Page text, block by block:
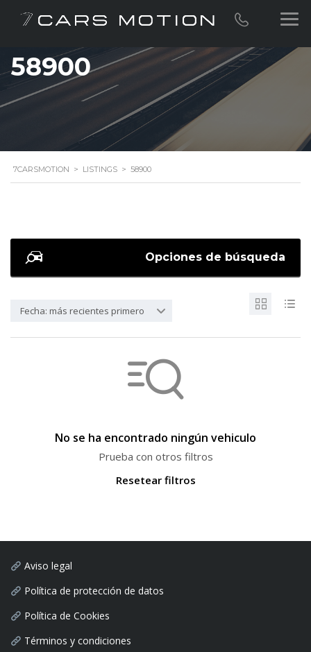
58900
7CARSMOTION > LISTINGS > 58900
Opciones de búsqueda
Fecha: más recientes primero
No se ha encontrado ningún vehiculo
Prueba con otros filtros
Resetear filtros
Aviso legal
Política de protección de datos
Política de Cookies
Términos y condiciones